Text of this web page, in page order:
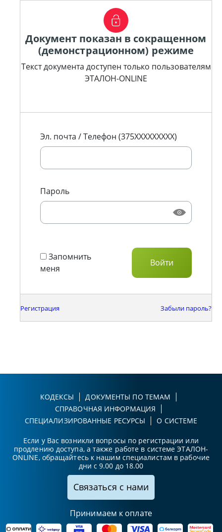
Документ показан в сокращенном
(демонстрационном) режиме
Текст документа доступен только пользователям
ЭТАЛОН-ONLINE
Эл. почта / Телефон (375XXXXXXXXX)
Пароль
Запомнить
меня
Регистрация Забыли пароль?
КОДЕКСЫ
ДОКУМЕНТЫ ПО ТЕМАМ
СПРАВОЧНАЯ ИНФОРМАЦИЯ
СПЕЦИАЛИЗИРОВАННЫЕ РЕСУРСЫ
О СИСТЕМЕ
Если у Вас возникли вопросы по регистрации или
продлению доступа, а также работе в системе ЭТАЛОН-
ONLINE, обращайтесь к нашим специалистам в рабочие
дни с 9.00 до 18.00
Связаться с нами
Принимаем к оплате